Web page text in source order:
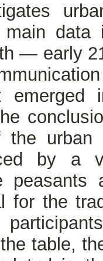
main
— early
the
by a
peasants
for the
table,